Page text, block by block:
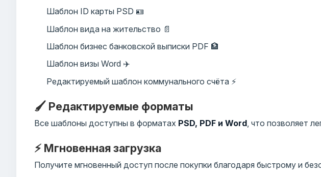
Шаблон ID карты PSD 🪪
Шаблон вида на жительство 📄
Шаблон бизнес банковской выписки PDF 🏦
Шаблон визы Word ✈️
Редактируемый шаблон коммунального счёта ⚡
🖌️ Редактируемые форматы
Все шаблоны доступны в форматах PSD, PDF и Word , что позволяет
⚡ Мгновенная загрузка
Получите мгновенный доступ после покупки благодаря быстрому и